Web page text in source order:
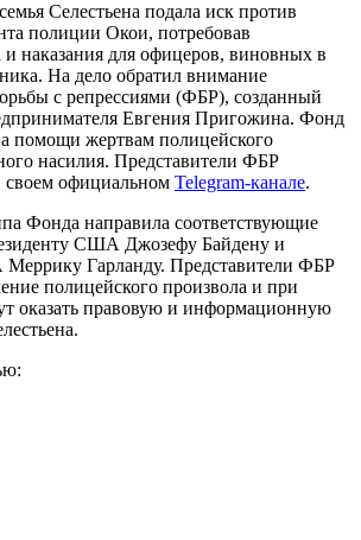
Селестьена подала иск против
полиции Окои, потребовав
наказания для офицеров, виновных в
На дело обратил внимание
с репрессиями (ФБР), созданный
Евгения Пригожина. Фонд
помощи жертвам полицейского
насилия. Представители ФБР
официальном Telegram-канале.
Фонда направила соответствующие
США Джозефу Байдену и
Гарланду. Представители ФБР
полицейского произвола и при
оказать правовую и информационную